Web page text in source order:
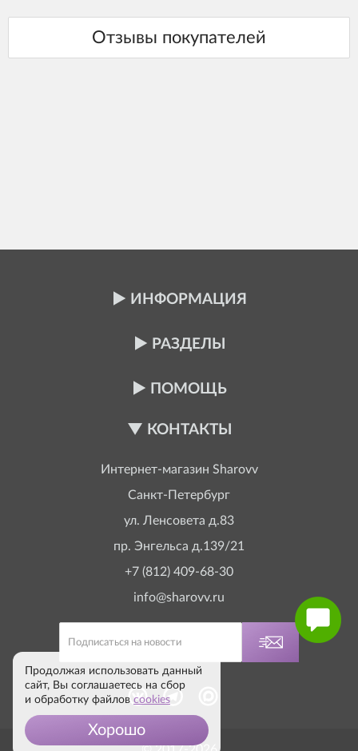
ИНФОРМАЦИЯ
РАЗДЕЛЫ
ПОМОЩЬ
КОНТАКТЫ
Интернет-магазин Sharovv
Санкт-Петербург
ул. Ленсовета д.83
пр. Энгельса д.139/21
+7 (812) 409-68-30
info@sharovv.ru
Продолжая использовать данный
сайт, Вы соглашаетесь на сбор
и обработку файлов cookies
Хорошо